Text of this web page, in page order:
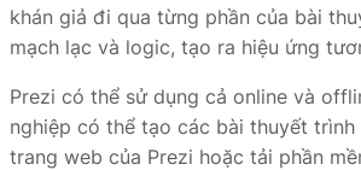
khán giả đi qua từng phần của bài
mạch lạc và logic, tạo ra hiệu ứng
Prezi có thể sử dụng cả online và
nghiệp có thể tạo các bài thuyết
trang web của Prezi hoặc tải phần